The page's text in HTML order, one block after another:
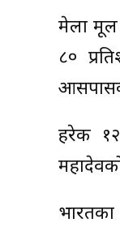
मेला मूल
८०
हरेक १२
भारतका